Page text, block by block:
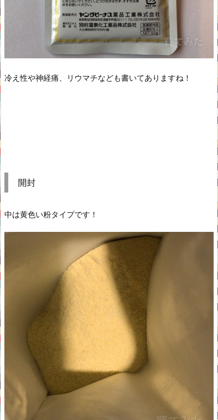
冷え性や神経痛、リウマチなども書いてありますね！
開封
中は黄色い粉タイプです！